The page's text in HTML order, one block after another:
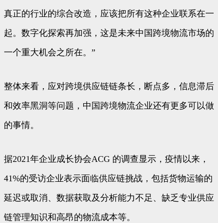
真正的行业的综合改造，应该把所有这种企业联系在一
起。数字化探索再加强，这是未来中国跨境物流市场的
一个重大机会之所在。”
整体来看，应对跨境供应链链条长，断点多，信息滞后
和效率黑洞等问题，中国跨境物流企业还有更多可以做
的事情。
据2021年企业成长协会ACG 的调查显示，疫情以来，
41%的受访企业表示面临供应链挑战，包括货物运输的
延迟或取消、数据获取及分析能力不足、缺乏专业供应
链管理知识和高昂的物流成本等。